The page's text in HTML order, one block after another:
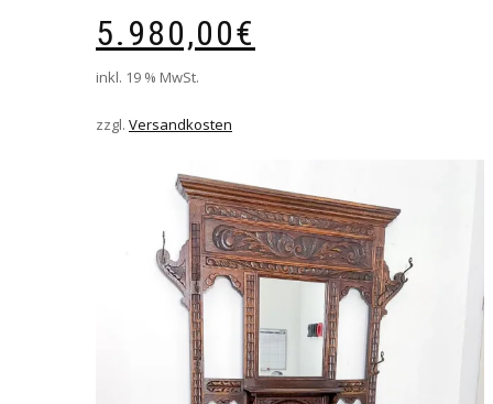
5.980,00€
inkl. 19 % MwSt.
zzgl. Versandkosten